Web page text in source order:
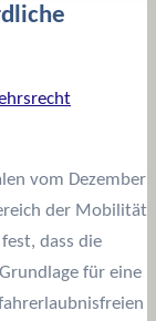
vom Dezember
der Mobilität
dass die
für eine